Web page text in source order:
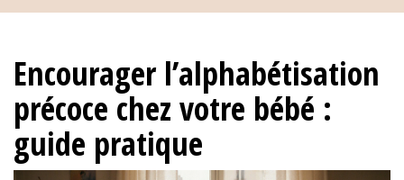
Encourager l’alphabétisation
précoce chez votre bébé :
guide pratique